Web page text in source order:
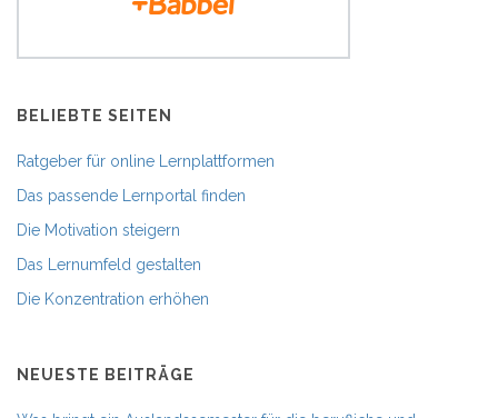
BELIEBTE SEITEN
Ratgeber für online Lernplattformen
Das passende Lernportal finden
Die Motivation steigern
Das Lernumfeld gestalten
Die Konzentration erhöhen
NEUESTE BEITRÄGE